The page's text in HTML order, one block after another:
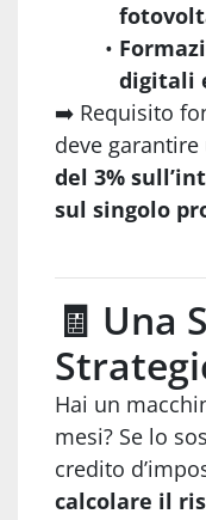
digitali
➡️ Requisito
deve garantire
del 3%
sul singolo
🧾 Una
Hai un
mesi? Se lo
credito
calcolare il